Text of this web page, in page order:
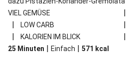
VIEL GEMÜSE
|
| LOW CARB |
| KALORIEN IM BLICK |
25 Minuten | Einfach | 571 kcal